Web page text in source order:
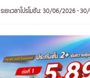
ระยะเวลาโปรโมชัน: 30/06/2026 -